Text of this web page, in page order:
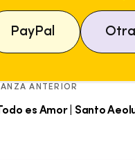
PayPal
ANTERIOR
Todo es Amor | Santo